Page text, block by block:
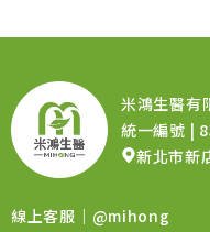
線上客服｜ @mihong
米鴻生醫有
統一編號 |
新北市新